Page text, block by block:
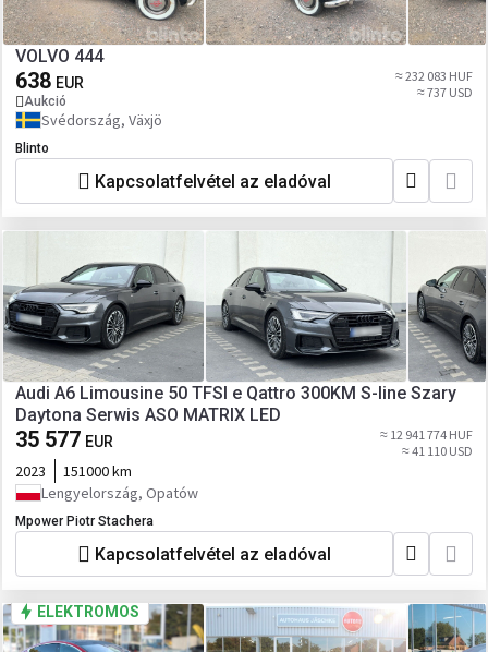
VOLVO 444
638 EUR
Aukció
≈ 232 083 HUF
≈ 737 USD
Svédország, Växjö
Blinto
Kapcsolatfelvétel az eladóval
Audi A6 Limousine 50 TFSI e Qattro 300KM S-line Szary
Daytona Serwis ASO MATRIX LED
35 577 EUR
≈ 12 941 774 HUF
≈ 41 110 USD
2023
151000 km
Lengyelország, Opatów
Mpower Piotr Stachera
Kapcsolatfelvétel az eladóval
ELEKTROMOS